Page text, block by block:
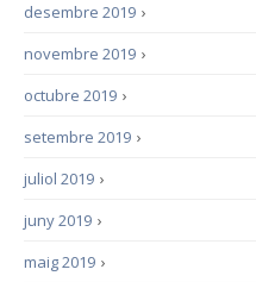
›
desembre 2019
›
novembre 2019
›
octubre 2019
›
setembre 2019
›
juliol 2019
›
juny 2019
›
maig 2019